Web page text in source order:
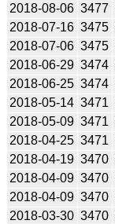
2018-08-06 3477
2018-07-16 3475
2018-07-06 3475
2018-06-29 3474
2018-06-25 3474
2018-05-14 3471
2018-05-09 3471
2018-04-25 3471
2018-04-19 3470
2018-04-09 3470
2018-04-09 3470
2018-03-30 3470